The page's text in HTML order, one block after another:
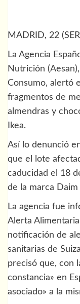
MADRID, 22
La Agencia
Nutrición
Consumo, alertó
fragmentos de
almendras y
Ikea.
Así lo denunció
que el lote
caducidad el 18
de la marca
La agencia fue
Alerta
notificación de
sanitarias de
precisó que, con
constancia» en
asociado» a la